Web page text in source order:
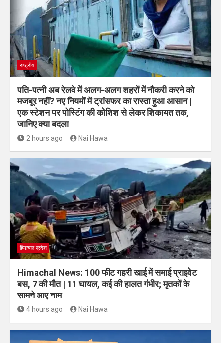
राष्ट्रीय
पति-पत्नी अब रेलवे में अलग-अलग शहरों में नौकरी करने को
मजबूर नहीं? नए नियमों में ट्रांसफर का रास्ता हुआ आसान |
एक स्टेशन पर पोस्टिंग की कोशिश से लेकर शिकायत तक,
जानिए क्या बदला
2 hours ago Nai Hawa
हिमाचल प्रदेश
Himachal News: 100 फीट गहरी खाई में समाई प्राइवेट
बस, 7 की मौत | 11 घायल, कई की हालत गंभीर; मृतकों के
सामने आए नाम
4 hours ago Nai Hawa